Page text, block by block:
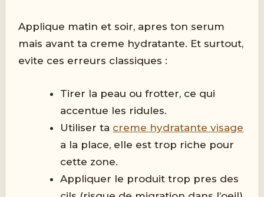
Applique matin et soir, apres ton serum
mais avant ta creme hydratante. Et surtout,
evite ces erreurs classiques :
Tirer la peau ou frotter, ce qui
accentue les ridules.
Utiliser ta creme hydratante visage
a la place, elle est trop riche pour
cette zone.
Appliquer le produit trop pres des